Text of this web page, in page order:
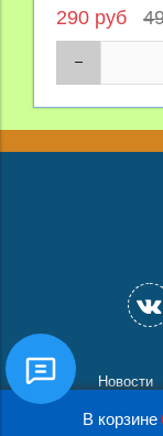
290 руб
Новости
В корзине